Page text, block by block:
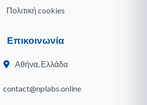
Πολιτική cookies
Επικοινωνία
Αθήνα, Ελλάδα
contact@nplabs.online